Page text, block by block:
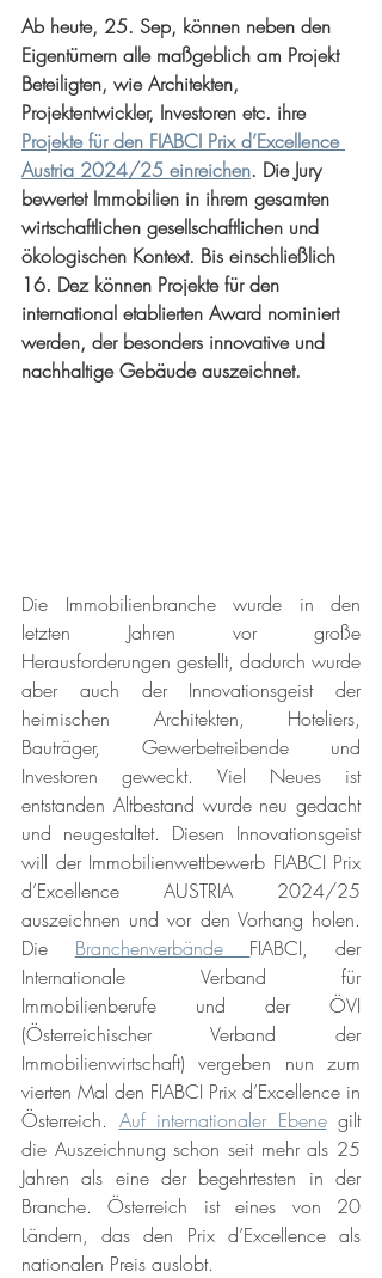
Ab heute, 25. Sep, können neben den
Eigentümern alle maßgeblich am Projekt
Beteiligten, wie Architekten,
Projektentwickler, Investoren etc. ihre
Projekte für den FIABCI Prix d’Excellence
Austria 2024/25 einreichen. Die Jury
bewertet Immobilien in ihrem gesamten
wirtschaftlichen gesellschaftlichen und
ökologischen Kontext. Bis einschließlich
16. Dez können Projekte für den
international etablierten Award nominiert
werden, der besonders innovative und
nachhaltige Gebäude auszeichnet.
Die Immobilienbranche wurde in den
letzten Jahren vor große
Herausforderungen gestellt, dadurch wurde
aber auch der Innovationsgeist der
heimischen Architekten, Hoteliers,
Bauträger, Gewerbetreibende und
Investoren geweckt. Viel Neues ist
entstanden Altbestand wurde neu gedacht
und neugestaltet. Diesen Innovationsgeist
will der Immobilienwettbewerb FIABCI Prix
d’Excellence AUSTRIA 2024/25
auszeichnen und vor den Vorhang holen.
Die Branchenverbände FIABCI, der
Internationale Verband für
Immobilienberufe und der ÖVI
(Österreichischer Verband der
Immobilienwirtschaft) vergeben nun zum
vierten Mal den FIABCI Prix d’Excellence in
Österreich. Auf internationaler Ebene gilt
die Auszeichnung schon seit mehr als 25
Jahren als eine der begehrtesten in der
Branche. Österreich ist eines von 20
Ländern, das den Prix d’Excellence als
nationalen Preis auslobt.